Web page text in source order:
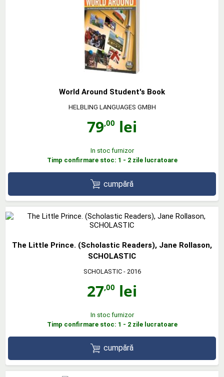
World Around Student's Book
HELBLING LANGUAGES GMBH
79,00 lei
In stoc furnizor
Timp confirmare stoc: 1 - 2 zile lucratoare
cumpără
The Little Prince. (Scholastic Readers), Jane Rollason,
SCHOLASTIC
SCHOLASTIC- 2016
27,00 lei
In stoc furnizor
Timp confirmare stoc: 1 - 2 zile lucratoare
cumpără